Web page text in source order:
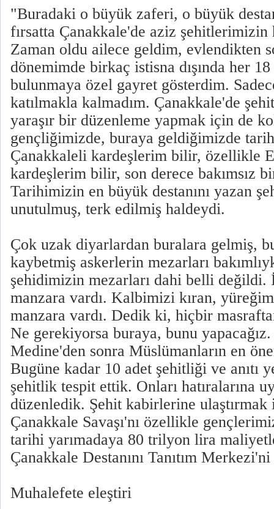
"Buradaki o büyük zaferi, o büyük
fırsatta Çanakkale'de aziz şehitlerimizin
Zaman oldu ailece geldim, evlendikten
dönemimde birkaç istisna dışında her
bulunmaya özel gayret gösterdim.
katılmakla kalmadım. Çanakkale'de
yaraşır bir düzenleme yapmak için de
gençliğimizde, buraya geldiğimizde
Çanakkaleli kardeşlerim bilir, özellikle
kardeşlerim bilir, son derece bakımsız
Tarihimizin en büyük destanını yazan
unutulmuş, terk edilmiş haldeydi.
Çok uzak diyarlardan buralara gelmiş,
kaybetmiş askerlerin mezarları
şehidimizin mezarları dahi belli değildi.
manzara vardı. Kalbimizi kıran,
manzara vardı. Dedik ki, hiçbir
Ne gerekiyorsa buraya, bunu
Medine'den sonra Müslümanların en
Bugüne kadar 10 adet şehitliği ve anıtı
şehitlik tespit ettik. Onları hatıralarına
düzenledik. Şehit kabirlerine
Çanakkale Savaşı'nı özellikle
tarihi yarımadaya 80 trilyon lira
Çanakkale Destanını Tanıtım
Muhalefete eleştiri